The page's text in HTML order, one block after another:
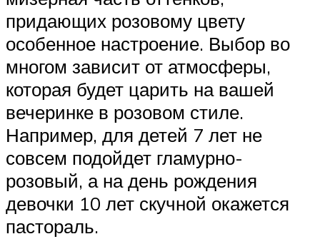
придающих розовому цвету
особенное настроение. Выбор во
многом зависит от атмосферы,
которая будет царить на вашей
вечеринке в розовом стиле.
Например, для детей 7 лет не
совсем подойдет гламурно-
розовый, а на день рождения
девочки 10 лет скучной окажется
пастораль.